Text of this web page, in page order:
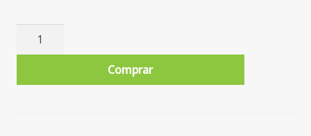
Quantidade
com
Comprar